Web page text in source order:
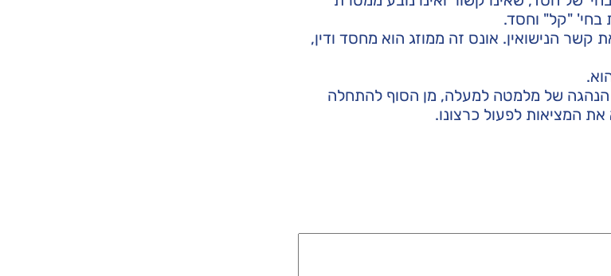
בחי' "קל" וחסד.
הנישואין. אונס זה ממוזג הוא מחסד ודין,
הנהגה של מלמטה למעלה, מן הסוף להתחלה
המציאות לפעול כרצונו.